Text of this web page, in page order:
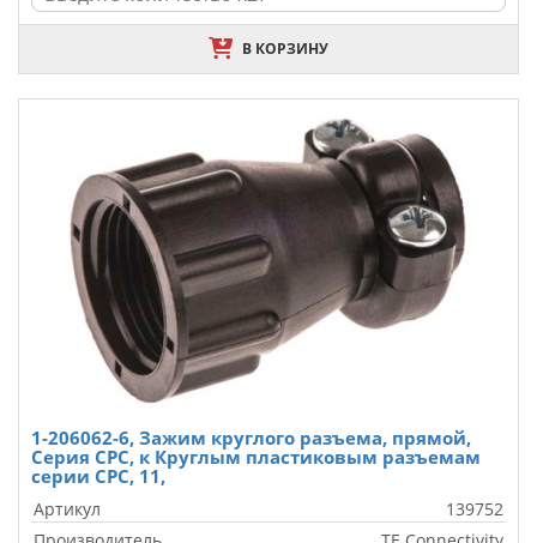
В КОРЗИНУ
1-206062-6, Зажим круглого разъема, прямой,
Серия CPC, к Круглым пластиковым разъемам
серии CPC, 11,
Артикул
139752